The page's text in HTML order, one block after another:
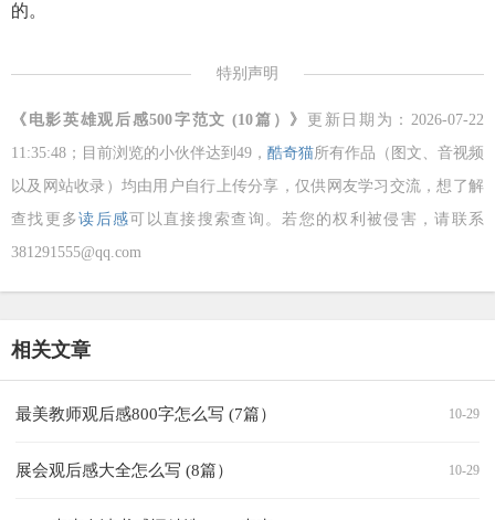
的。
特别声明
《电影英雄观后感500字范文 (10篇）》
更新日期为：2026-07-22
11:35:48；目前浏览的小伙伴达到 49， 酷奇猫所有作品（图文、音视频
以及网站收录）均由用户自行上传分享，仅供网友学习交流，想了解
查找更多读后感可以直接搜索查询。若您的权利被侵害，请联系
381291555@qq.com
相关文章
10-29
最美教师观后感800字怎么写 (7篇）
10-29
展会观后感大全怎么写 (8篇）